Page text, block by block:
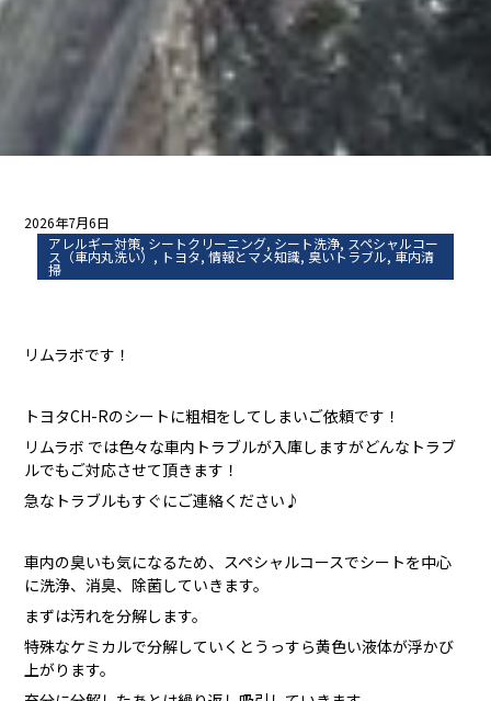
2026年7月6日
アレルギー対策, シートクリーニング, シート洗浄, スペシャルコー
ス（車内丸洗い）, トヨタ,情報とマメ知識,臭いトラブル,車内清
掃
リムラボです！
トヨタCH-Rのシートに粗相をしてしまいご依頼です！
リムラボ では色々な車内トラブルが入庫しますがどんなトラブ
ルでもご対応させて頂きます！
急なトラブルもすぐにご連絡ください♪
車内の臭いも気になるため、スペシャルコースでシートを中心
に洗浄、消臭、除菌していきます。
まずは汚れを分解します。
特殊なケミカルで分解していくとうっすら黄色い液体が浮かび
上がります。